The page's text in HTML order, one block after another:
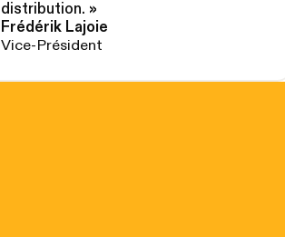
distribution. »
Frédérik Lajoie
Vice-Président